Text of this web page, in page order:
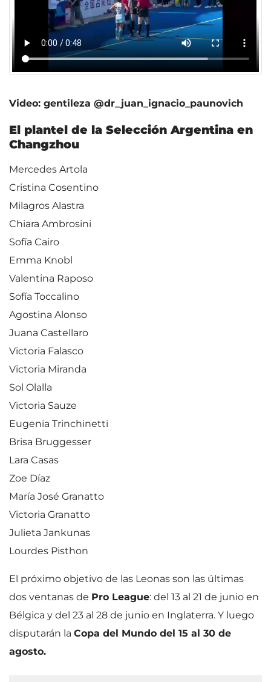
Video: gentileza @dr_juan_ignacio_paunovich
El plantel de la Selección Argentina en
Changzhou
Mercedes Artola
Cristina Cosentino
Milagros Alastra
Chiara Ambrosini
Sofía Cairo
Emma Knobl
Valentina Raposo
Sofía Toccalino
Agostina Alonso
Juana Castellaro
Victoria Falasco
Victoria Miranda
Sol Olalla
Victoria Sauze
Eugenia Trinchinetti
Brisa Bruggesser
Lara Casas
Zoe Díaz
María José Granatto
Victoria Granatto
Julieta Jankunas
Lourdes Pisthon
El próximo objetivo de las Leonas son las últimas
dos ventanas de Pro League: del 13 al 21 de junio en
Bélgica y del 23 al 28 de junio en Inglaterra. Y luego
disputarán la Copa del Mundo del 15 al 30 de
agosto.